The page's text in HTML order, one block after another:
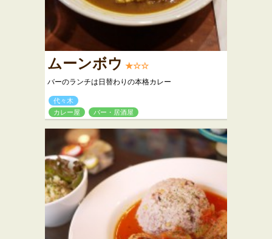
ムーンボウ ★☆☆
バーのランチは日替わりの本格カレー
代々木
カレー屋
バー・居酒屋